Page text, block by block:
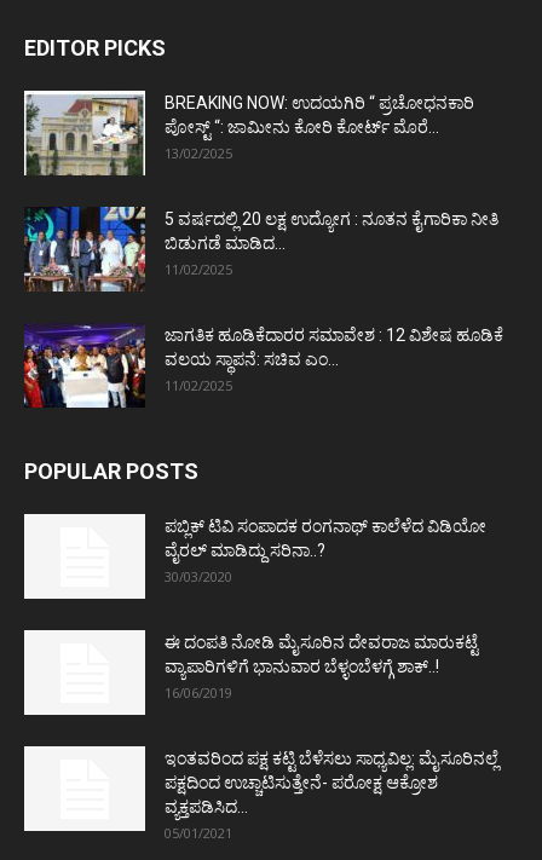
EDITOR PICKS
BREAKING NOW: ಉದಯಗಿರಿ “ ಪ್ರಚೋಧನಕಾರಿ
ಪೋಸ್ಟ್‌ “: ಜಾಮೀನು ಕೋರಿ ಕೋರ್ಟ್‌ ಮೊರೆ...
13/02/2025
5 ವರ್ಷದಲ್ಲಿ 20 ಲಕ್ಷ ಉದ್ಯೋಗ : ನೂತನ ಕೈಗಾರಿಕಾ ನೀತಿ
ಬಿಡುಗಡೆ ಮಾಡಿದ...
11/02/2025
ಜಾಗತಿಕ ಹೂಡಿಕೆದಾರರ ಸಮಾವೇಶ : 12 ವಿಶೇಷ ಹೂಡಿಕೆ
ವಲಯ ಸ್ಥಾಪನೆ: ಸಚಿವ ಎಂ...
11/02/2025
POPULAR POSTS
ಪಬ್ಲಿಕ್ ಟಿವಿ ಸಂಪಾದಕ ರಂಗನಾಥ್ ಕಾಲೆಳೆದ ವಿಡಿಯೋ
ವೈರಲ್ ಮಾಡಿದ್ದು ಸರಿನಾ..?
30/03/2020
ಈ ದಂಪತಿ ನೋಡಿ ಮೈಸೂರಿನ ದೇವರಾಜ ಮಾರುಕಟ್ಟೆ
ವ್ಯಾಪಾರಿಗಳಿಗೆ ಭಾನುವಾರ ಬೆಳ್ಳಂಬೆಳಗ್ಗೆ ಶಾಕ್..!
16/06/2019
ಇಂತವರಿಂದ ಪಕ್ಷ ಕಟ್ಟಿ ಬೆಳೆಸಲು ಸಾಧ್ಯವಿಲ್ಲ: ಮೈಸೂರಿನಲ್ಲೆ
ಪಕ್ಷದಿಂದ ಉಚ್ಚಾಟಿಸುತ್ತೇನೆ- ಪರೋಕ್ಷ ಆಕ್ರೋಶ
ವ್ಯಕ್ತಪಡಿಸಿದ...
05/01/2021